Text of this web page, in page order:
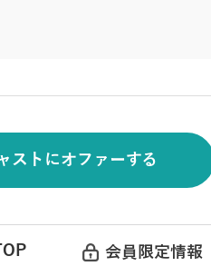
ストにオファーする
会員限定情報